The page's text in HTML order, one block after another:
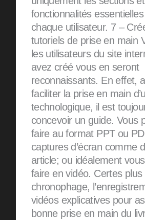
fonctionnalités
chaque utilisateur. 7 –
tutoriels de prise en main
les utilisateurs du site
avez créé vous en seront
reconnaissants. En effet,
faciliter la prise en main
technologique, il est
concevoir un guide. Vous
faire au format PPT ou
captures d’écran comme
article; ou idéalement
faire en vidéo. Certes plus
chronophage,
vidéos explicatives pour
bonne prise en main du